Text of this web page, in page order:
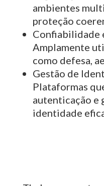
ambientes
proteção
Confiabilidade
Amplamente
como defesa,
Gestão de
Plataformas
autenticação e
identidade